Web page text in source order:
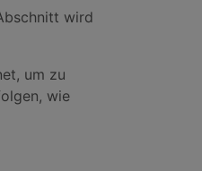
wird
um zu
wie